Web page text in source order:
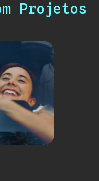
Projetos